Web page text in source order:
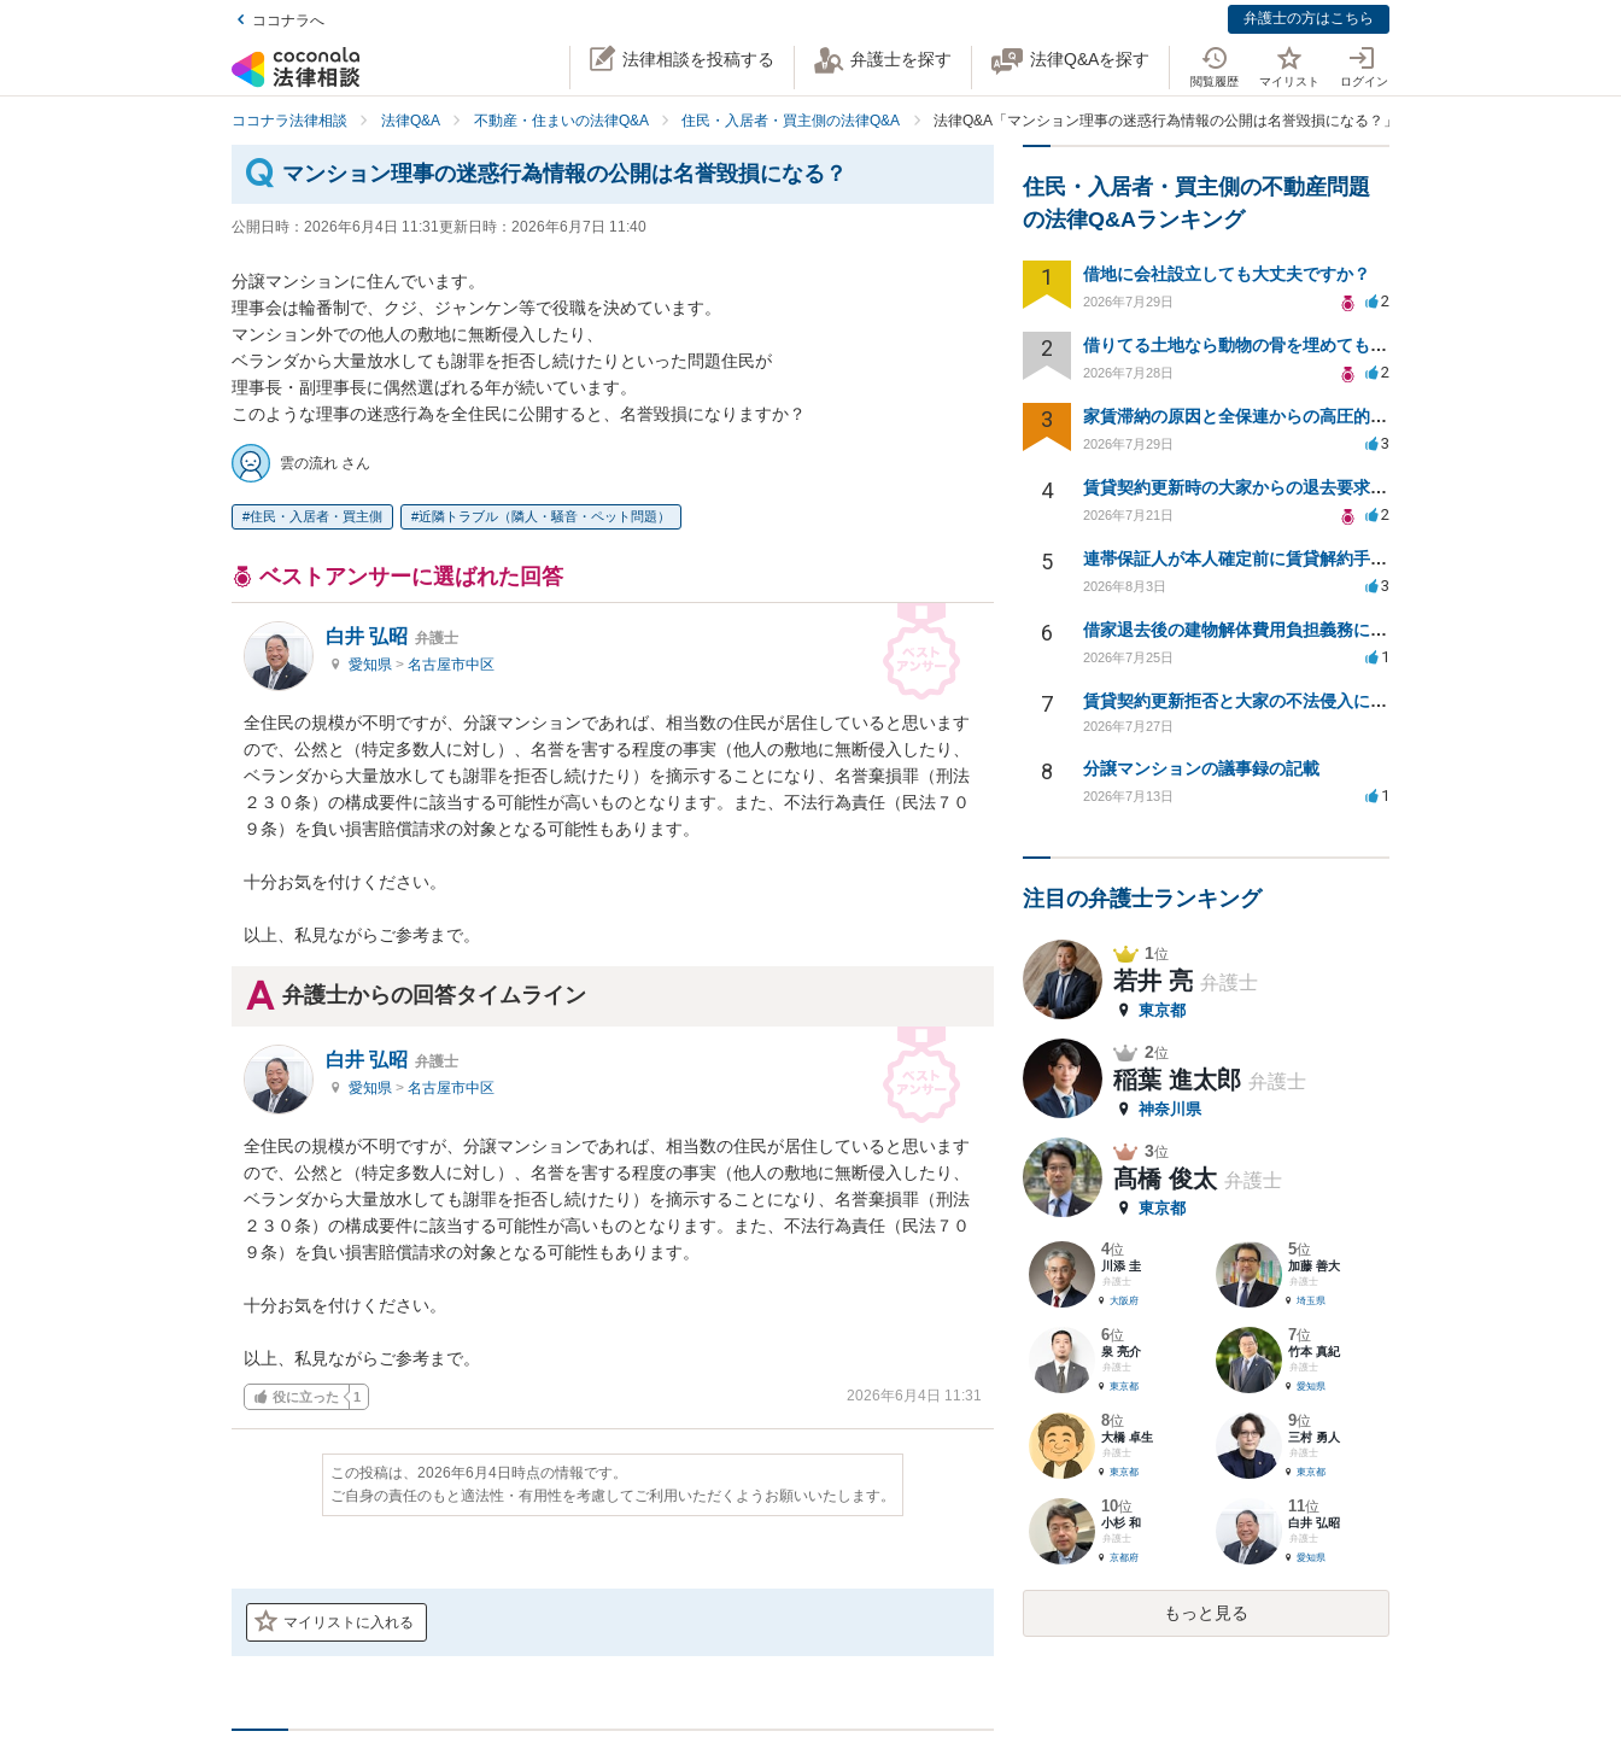
ココナラへ 弁護士の方はこちら
法律相談を投稿する 弁護士を探す 法律Q&Aを探す
閲覧履歴 マイリスト ログイン
ココナラ法律相談 法律Q&A 不動産・住まいの法律Q&A 住民・入居者・買主側の法律Q&A 法律Q&A「マンション理事の迷惑行為情報の公開は名誉毀損になる？」
マンション理事の迷惑行為情報の公開は名誉毀損になる？
公開日時： 2026年6月4日 11:31更新日時： 2026年6月7日 11:40
分譲マンションに住んでいます。
理事会は輪番制で、クジ、ジャンケン等で役職を決めています。
マンション外での他人の敷地に無断侵入したり、
ベランダから大量放水しても謝罪を拒否し続けたりといった問題住民が
理事長・副理事長に偶然選ばれる年が続いています。
このような理事の迷惑行為を全住民に公開すると、名誉毀損になりますか？
雲の流れ さん
住民・入居者・買主側 近隣トラブル（隣人・騒音・ペット問題）
ベストアンサーに選ばれた回答
白井 弘昭 弁護士
愛知県 > 名古屋市中区
全住民の規模が不明ですが、分譲マンションであれば、相当数の住民が居住していると思います
ので、公然と（特定多数人に対し）、名誉を害する程度の事実（他人の敷地に無断侵入したり、
ベランダから大量放水しても謝罪を拒否し続けたり）を摘示することになり、名誉棄損罪（刑法
２３０条）の構成要件に該当する可能性が高いものとなります。また、不法行為責任（民法７０
９条）を負い損害賠償請求の対象となる可能性もあります。
十分お気を付けください。
以上、私見ながらご参考まで。
弁護士からの回答タイムライン
白井 弘昭 弁護士
愛知県 > 名古屋市中区
全住民の規模が不明ですが、分譲マンションであれば、相当数の住民が居住していると思います
ので、公然と（特定多数人に対し）、名誉を害する程度の事実（他人の敷地に無断侵入したり、
ベランダから大量放水しても謝罪を拒否し続けたり）を摘示することになり、名誉棄損罪（刑法
２３０条）の構成要件に該当する可能性が高いものとなります。また、不法行為責任（民法７０
９条）を負い損害賠償請求の対象となる可能性もあります。
十分お気を付けください。
以上、私見ながらご参考まで。
役に立った 1 2026年6月4日 11:31
この投稿は、2026年6月4日時点の情報です。
ご自身の責任のもと適法性・有用性を考慮してご利用いただくようお願いいたします。
マイリストに入れる
住民・入居者・買主側の不動産問題
の法律Q&Aランキング
1 借地に会社設立しても大丈夫ですか？
2026年7月29日 2
2 借りてる土地なら動物の骨を埋めても大丈夫ですか？
2026年7月28日 2
3 家賃滞納の原因と全保連からの高圧的対応への対策は？
2026年7月29日 3
4 賃貸契約更新時の大家からの退去要求への法的対応方法は？
2026年7月21日 2
5 連帯保証人が本人確定前に賃貸解約手続きをすることに関して
2026年8月3日 3
6 借家退去後の建物解体費用負担義務についての法的相談（補足説明修正）
2026年7月25日 1
7 賃貸契約更新拒否と大家の不法侵入についての法的対処方法は？
2026年7月27日
8 分譲マンションの議事録の記載
2026年7月13日 1
注目の弁護士ランキング
1位
若井 亮 弁護士
東京都
2位
稲葉 進太郎 弁護士
神奈川県
3位
髙橋 俊太 弁護士
東京都
4位
川添 圭
弁護士
大阪府
5位
加藤 善大
弁護士
埼玉県
6位
泉 亮介
弁護士
東京都
7位
竹本 真紀
弁護士
愛知県
8位
大橋 卓生
弁護士
東京都
9位
三村 勇人
弁護士
東京都
10位
小杉 和
弁護士
京都府
11位
白井 弘昭
弁護士
愛知県
もっと見る